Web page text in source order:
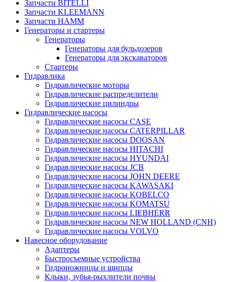
Запчасти BITELLI
Запчасти KLEEMANN
Запчасти HAMM
Генераторы и стартеры
Генераторы
Генераторы для бульдозеров
Генераторы для экскаваторов
Стартеры
Гидравлика
Гидравлические моторы
Гидравлические распределители
Гидравлические цилиндры
Гидравлические насосы
Гидравлические насосы CASE
Гидравлические насосы CATERPILLAR
Гидравлические насосы DOOSAN
Гидравлические насосы HITACHI
Гидравлические насосы HYUNDAI
Гидравлические насосы JCB
Гидравлические насосы JOHN DEERE
Гидравлические насосы KAWASAKI
Гидравлические насосы KOBELCO
Гидравлические насосы KOMATSU
Гидравлические насосы LIEBHERR
Гидравлические насосы NEW HOLLAND (CNH)
Гидравлические насосы VOLVO
Навесное оборудование
Адаптеры
Быстросъемные устройства
Гидроножницы и щипцы
Клыки, зубья-рыхлители почвы